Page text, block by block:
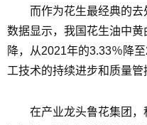
而作为花生最经典的
数据显示，我国花生油中
降，从2021年的3.33％降
工技术的持续进步和质量管
在产业龙头鲁花集团